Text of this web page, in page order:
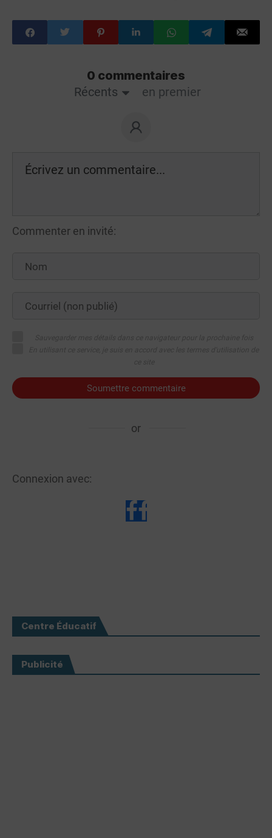
d'expulsion
0 commentaires
Récents
en premier
Commenter en invité:
Soumettre commentaire
or
Connexion avec:
Centre Éducatif
Publicité